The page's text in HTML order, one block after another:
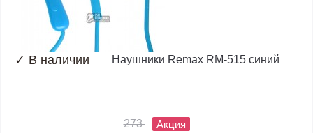
✓ В наличии Наушники Remax RM-515 синий
273 Акция